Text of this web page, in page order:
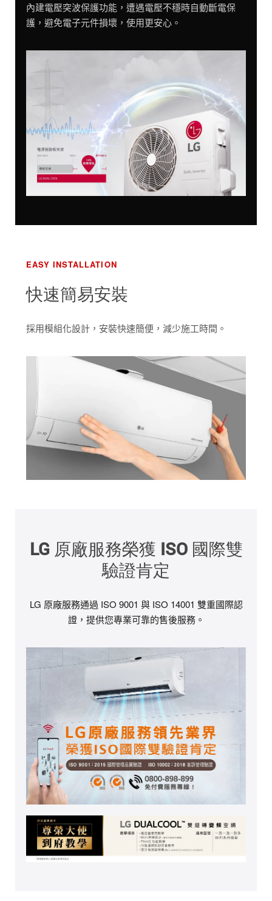
內建電壓突波保護功能，遭遇電壓不穩時自動斷電保
護，避免電子元件損壞，使用更安心。
EASY INSTALLATION
快速簡易安裝
採用模組化設計，安裝快速簡便，減少施工時間。
LG 原廠服務榮獲 ISO 國際雙
驗證肯定
LG 原廠服務通過 ISO 9001 與 ISO 14001 雙重國際認
證，提供您專業可靠的售後服務。